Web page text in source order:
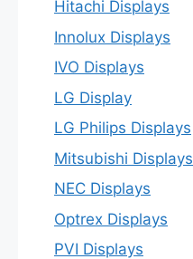
Hitachi Displays
Innolux Displays
IVO Displays
LG Display
LG Philips Displays
Mitsubishi Displays
NEC Displays
Optrex Displays
PVI Displays